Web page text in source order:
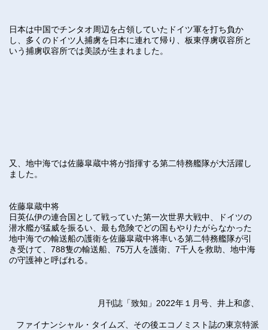
日本は中国でチンタオ周辺を占領していたドイツ軍を打ち負か
し、多くのドイツ人捕虜を日本に連れて帰り、板東俘虜収容所​と
いう捕虜収容所では美談が生まれました。
又、地中海では佐藤皐蔵中将が指揮する第二特務艦隊が大活躍し
ました。
佐藤皐蔵中将
日英仏伊の連合国として戦っていた第一次世界大戦中、ドイツの
潜水艦が猛威を振るい、最も危険でどの国もやりたがらなかった
地中海での輸送船の護衛を佐藤皐蔵中将率いる第二特務艦隊が引
き受けて、788隻の輸送船、75万人を護衛、7千人を救助、地中海
の守護神と呼ばれる。
月刊誌「致知」2022年１月号、井上和彦、
ファイナンシャル・タイムズ、その後エコノミスト誌の東京特派